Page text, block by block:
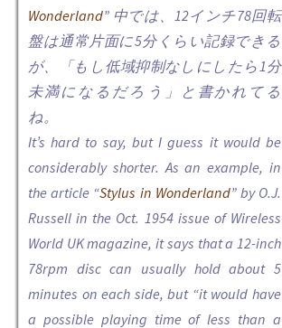
Wonderland” 中では、12インチ78回転
盤は通常片面に5分くらい記録できる
が、「もし低域抑制なしにしたら1分
未満になるだろう」と書かれてる
ね。
It’s hard to say, but I guess it would be
considerably shorter. As an example, in
the article “Stylus in Wonderland” by O.J.
Russell in the Oct. 1954 issue of Wireless
World UK magazine, it says that a 12-inch
78rpm disc can usually hold about 5
minutes on each side, but “it would have
a possible playing time of less than a